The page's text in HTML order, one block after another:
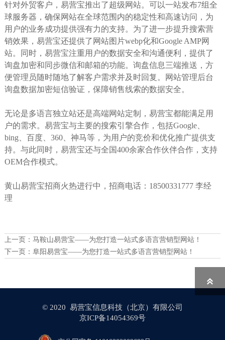
针对外贸客户，易营宝推出了超级网站。可以一站发布7组全
球服务器，确保网站在全球范围内的稳定性和高速访问，为
用户的业务成功提供强有力的支持。为了进一步提升搜索营
销效果，易营宝还提供了网站图片webp化和Google AMP网
站。同时，易营宝注重用户的数据安全和沟通便利，提供了
询盘加密和同步微信和邮箱的功能。询盘信息三端推送，方
便管理员随时随地了解客户需求并及时回复。网站管理后台
询盘数据加密短信验证，保障销售线索的数据安全。
无论是多语言独立站还是高端网站定制，易营宝都能满足用
户的需求。易营宝与主要的搜索引擎合作，包括Google、
bing、百度、360、神马等，为用户的竞价和优化推广提供支
持。与此同时，易营宝还与全国400余家合作伙伴合作，支持
OEM合作模式。
黄山易营宝招商火热进行中，招商电话：18500331777 李经
理
上一页： 马鞍山易营宝——为您打造一站式多语言营销型网站！
下一页： 阜阳易营宝——为您打造一站式多语言营销型网站！
© 2020 易营宝信息科技（北京）有限公司
京ICP备14054369号
